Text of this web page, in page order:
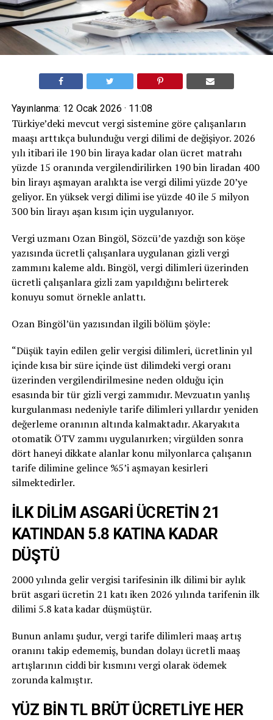
Yayınlanma: 12 Ocak 2026 · 11:08
Türkiye’deki mevcut vergi sistemine göre çalışanların
maaşı arttıkça bulunduğu vergi dilimi de değişiyor. 2026
yılı itibari ile 190 bin liraya kadar olan ücret matrahı
yüzde 15 oranında vergilendirilirken 190 bin liradan 400
bin lirayı aşmayan aralıkta ise vergi dilimi yüzde 20’ye
geliyor. En yüksek vergi dilimi ise yüzde 40 ile 5 milyon
300 bin lirayı aşan kısım için uygulanıyor.
Vergi uzmanı Ozan Bingöl, Sözcü’de yazdığı son köşe
yazısında ücretli çalışanlara uygulanan gizli vergi
zammını kaleme aldı. Bingöl, vergi dilimleri üzerinden
ücretli çalışanlara gizli zam yapıldığını belirterek
konuyu somut örnekle anlattı.
Ozan Bingöl’ün yazısından ilgili bölüm şöyle:
“Düşük tayin edilen gelir vergisi dilimleri, ücretlinin yıl
içinde kısa bir süre içinde üst dilimdeki vergi oranı
üzerinden vergilendirilmesine neden olduğu için
esasında bir tür gizli vergi zammıdır. Mevzuatın yanlış
kurgulanması nedeniyle tarife dilimleri yıllardır yeniden
değerleme oranının altında kalmaktadır. Akaryakıta
otomatik ÖTV zammı uygulanırken; virgülden sonra
dört haneyi dikkate alanlar konu milyonlarca çalışanın
tarife dilimine gelince %5’i aşmayan kesirleri
silmektedirler.
İLK DİLİM ASGARİ ÜCRETİN 21
KATINDAN 5.8 KATINA KADAR
DÜŞTÜ
2000 yılında gelir vergisi tarifesinin ilk dilimi bir aylık
brüt asgari ücretin 21 katı iken 2026 yılında tarifenin ilk
dilimi 5.8 kata kadar düşmüştür.
Bunun anlamı şudur, vergi tarife dilimleri maaş artış
oranını takip edememiş, bundan dolayı ücretli maaş
artışlarının ciddi bir kısmını vergi olarak ödemek
zorunda kalmıştır.
YÜZ BİN TL BRÜT ÜCRETLİYE HER